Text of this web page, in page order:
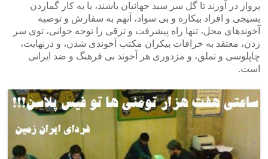
پرواز در آورند تا گل سر سبد جهانیان باشند، با به کار گماردن
بسیجی و افراد بیکاره و بی سواد، آنهم به سفارش و توصیه
آخوندهای محل، تنها راه پیشرفت و ترقی را نوحه خوانی، توی سر
زدن، معتقد به خرافات بیکران مکتب آخوندی شدن، و درنهایت،
چاپلوسی و تملق، و مزدوری هر آخوند بی فرهنگ و ضد ایرانی
است.